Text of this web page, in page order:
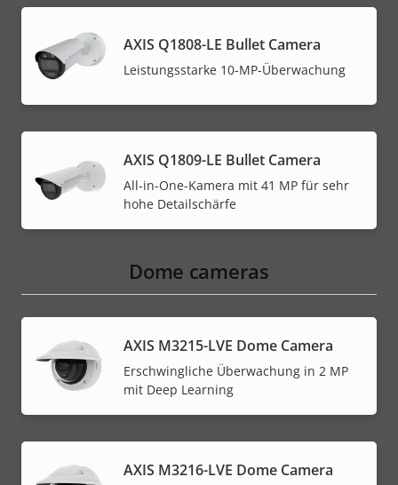
AXIS Q1808-LE Bullet Camera
Leistungsstarke 10-MP-Überwachung
AXIS Q1809-LE Bullet Camera
All-in-One-Kamera mit 41 MP für sehr
hohe Detailschärfe
Dome cameras
AXIS M3215-LVE Dome Camera
Erschwingliche Überwachung in 2 MP
mit Deep Learning
AXIS M3216-LVE Dome Camera